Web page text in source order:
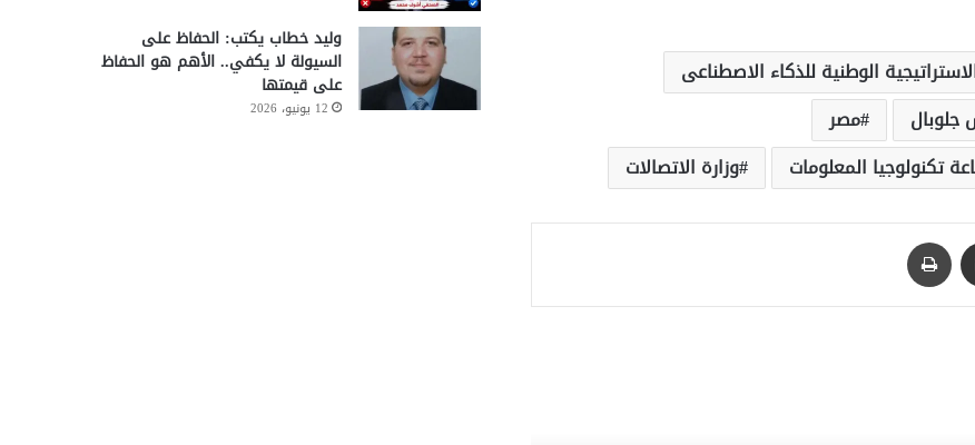
الوطنية للذكاء الاصطناعى
مصر
تكنولوجيا المعلومات وزارة الاتصالات
وليد خطاب يكتب: الحفاظ على
السيولة لا يكفي.. الأهم هو الحفاظ
على قيمتها
12 يونيو، 2026